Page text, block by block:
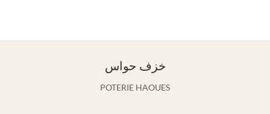
خزف حواس
POTERIE HAOUES